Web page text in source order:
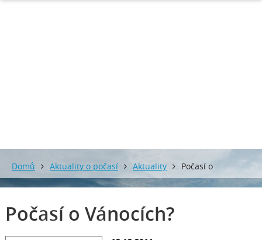
Domů Aktuality o počasí Aktuality Počasí o
Vánocích?
Počasí o Vánocích?